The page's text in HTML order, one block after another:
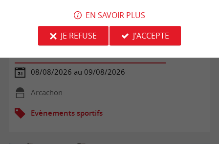
08/08/2026 au 09/08/2026
Arcachon
Evènements sportifs
EN SAVOIR PLUS
JE REFUSE
J'ACCEPTE